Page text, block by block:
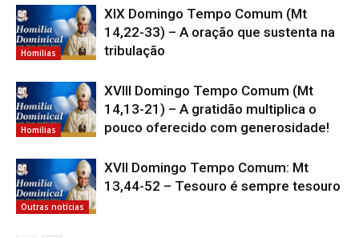
Homilias
XIX Domingo Tempo Comum (Mt
14,22-33) – A oração que sustenta na
tribulação
Homilias
XVIII Domingo Tempo Comum (Mt
14,13-21) – A gratidão multiplica o
pouco oferecido com generosidade!
Outras notícias
XVII Domingo Tempo Comum: Mt
13,44-52 – Tesouro é sempre tesouro